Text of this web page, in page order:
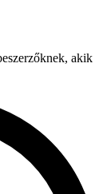
akik